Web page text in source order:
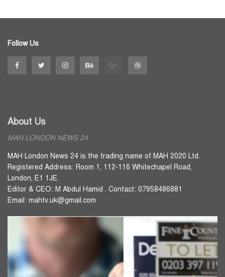
Follow Us
About Us
MAH LONDON NEWS 24
MAH London News 24 is the trading name of MAH 2020 Ltd.
Registered Address: Room 1, 112-116 Whitechapel Road,
London, E1 1JE.
Editor & CEO: M Abdul Hamid . Contact: 07958486881
Email: mahtv.uk@gmail.com